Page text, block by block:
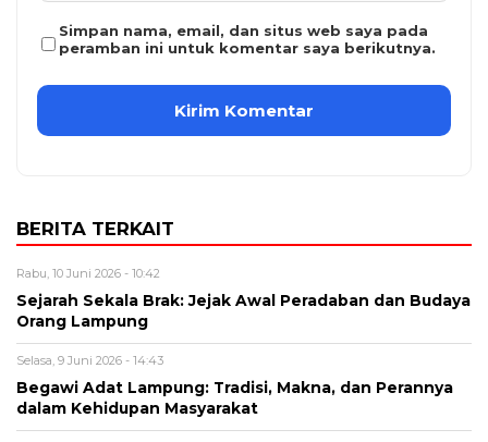
Simpan nama, email, dan situs web saya pada
peramban ini untuk komentar saya berikutnya.
BERITA TERKAIT
Rabu, 10 Juni 2026 - 10:42
Sejarah Sekala Brak: Jejak Awal Peradaban dan Budaya
Orang Lampung
Selasa, 9 Juni 2026 - 14:43
Begawi Adat Lampung: Tradisi, Makna, dan Perannya
dalam Kehidupan Masyarakat